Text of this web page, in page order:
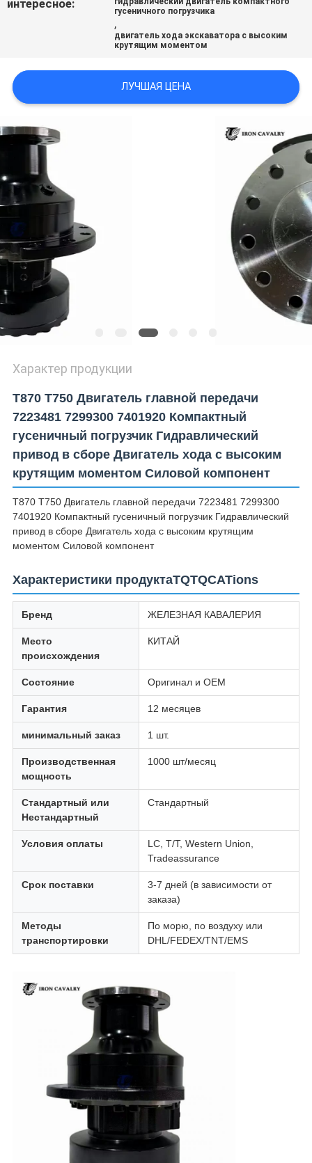
SITEMAP
ПОЛИТИКА
УЕДИНЕНИЯ
интересное:
гусеничного погрузчика
,
двигатель хода экскаватора с высоким
крутящим моментом
ЛУЧШАЯ ЦЕНА
Характер продукции
T870 T750 Двигатель главной передачи
7223481 7299300 7401920 Компактный
гусеничный погрузчик Гидравлический
привод в сборе Двигатель хода с высоким
крутящим моментом Силовой компонент
T870 T750 Двигатель главной передачи 7223481 7299300
7401920 Компактный гусеничный погрузчик Гидравлический
привод в сборе Двигатель хода с высоким крутящим
моментом Силовой компонент
Характеристики продуктаTQTQCATions
Бренд ЖЕЛЕЗНАЯ КАВАЛЕРИЯ
Место
происхождения
КИТАЙ
Состояние Оригинал и OEM
Гарантия 12 месяцев
минимальный заказ 1 шт.
Производственная
мощность
1000 шт/месяц
Стандартный или
Нестандартный
Стандартный
Условия оплаты
LC, T/T, Western Union,
Tradeassurance
Срок поставки
3-7 дней (в зависимости от
заказа)
Методы
транспортировки
По морю, по воздуху или
DHL/FEDEX/TNT/EMS